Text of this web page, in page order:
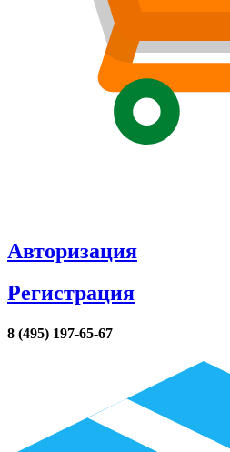
Авторизация
Регистрация
8 (495) 197-65-67